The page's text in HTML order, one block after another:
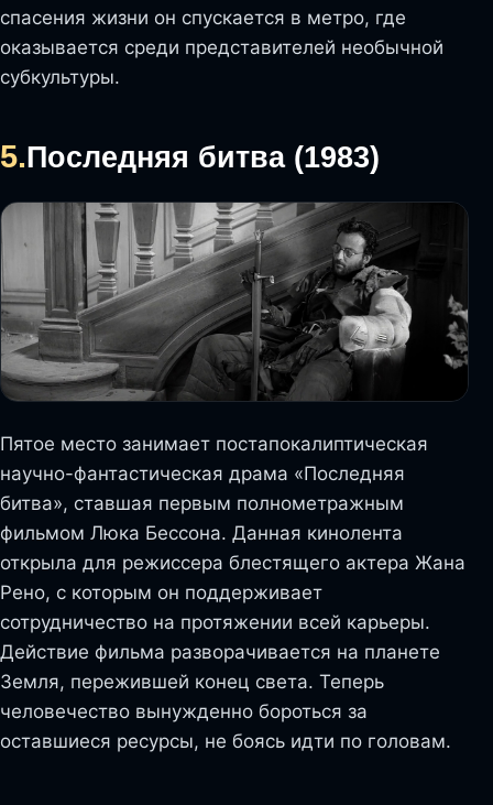
спасения жизни он спускается в метро, где
оказывается среди представителей необычной
субкультуры.
5.Последняя битва (1983)
Пятое место занимает постапокалиптическая
научно-фантастическая драма «Последняя
битва», ставшая первым полнометражным
фильмом Люка Бессона. Данная кинолента
открыла для режиссера блестящего актера Жана
Рено, с которым он поддерживает
сотрудничество на протяжении всей карьеры.
Действие фильма разворачивается на планете
Земля, пережившей конец света. Теперь
человечество вынужденно бороться за
оставшиеся ресурсы, не боясь идти по головам.